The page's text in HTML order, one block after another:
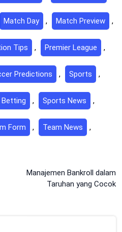
Match Day , Match Preview ,
Tips , Premier League ,
Predictions , Sports ,
, Sports News ,
Form , Team News ,
Manajemen Bankroll dalam
Taruhan yang Cocok